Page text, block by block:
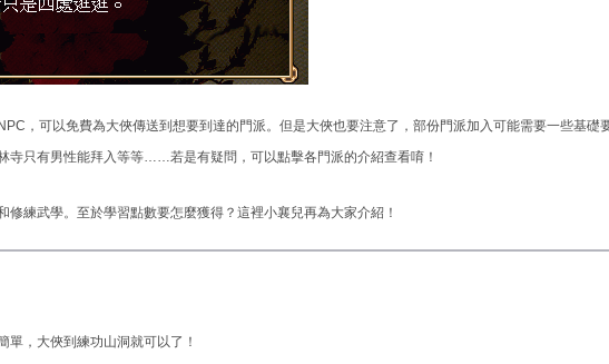
，可以免費為大俠傳送到想要到達的門派。但是大俠也要注意了，部份門派加入可能需要一些基礎
寺只有男性能拜入等等……若是有疑問，可以點擊各門派的介紹查看唷！
練武學。至於學習點數要怎麼獲得？這裡小襄兒再為大家介紹！
，大俠到練功山洞就可以了！